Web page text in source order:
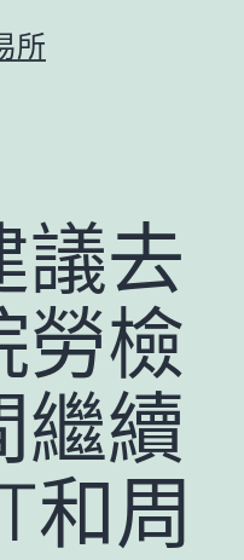
所
議去
勞檢
繼續
和周